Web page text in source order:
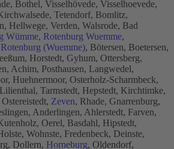
Bothel, Visselhövede, Visselhoevede,
Tetendorf, Bomlitz,
Hellwege, Verden, Walsrode, Bad
Wümme, Rotenburg Wuemme,
Rotenburg (Wuemme), Bötersen, Boetersen,
Horstedt, Gyhum, Ottersberg,
Achim, Posthausen, Langwedel,
Huehnermoor, Osterholz-Scharmbeck,
Tarmstedt, Hepstedt, Kirchtimke,
Zeven, Rhade, Gnarrenburg,
Anderlingen, Ahlerstedt, Farven,
Oerel, Basdahl, Hipstedt,
Wohnste, Fredenbeck, Deinste,
Dollern, Horneburg, Oldendorf,